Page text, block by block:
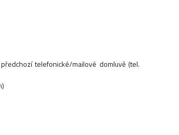
telefonické/mailové domluvě (tel.